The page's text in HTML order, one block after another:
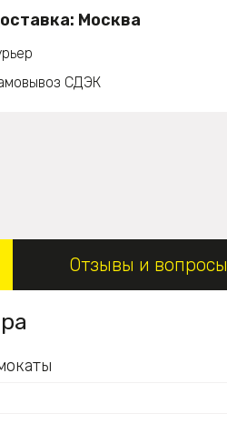
Москва
СДЭК
Отзывы и вопросы